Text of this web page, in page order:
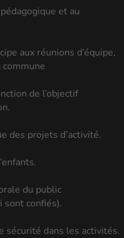
et au
aux réunions d’équipe,
de l’objectif
des projets d’activité.
du public
sont confiés).
dans les activités.